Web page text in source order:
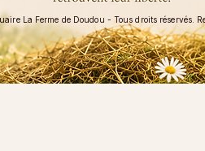
La Ferme de Doudou - Tous droits réservés.